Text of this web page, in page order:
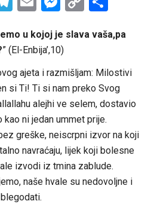
u kojoj je slava vaša,pa
” (El-Enbija’,10)
ajeta i razmišljam: Milostivi
si Ti! Ti si nam preko Svog
alejhi ve selem, dostavio
kao ni jedan ummet prije.
greške, neiscrpni izvor na koji
navraćaju, lijek koji bolesne
izvodi iz tmina zablude.
naše hvale su nedovoljne i